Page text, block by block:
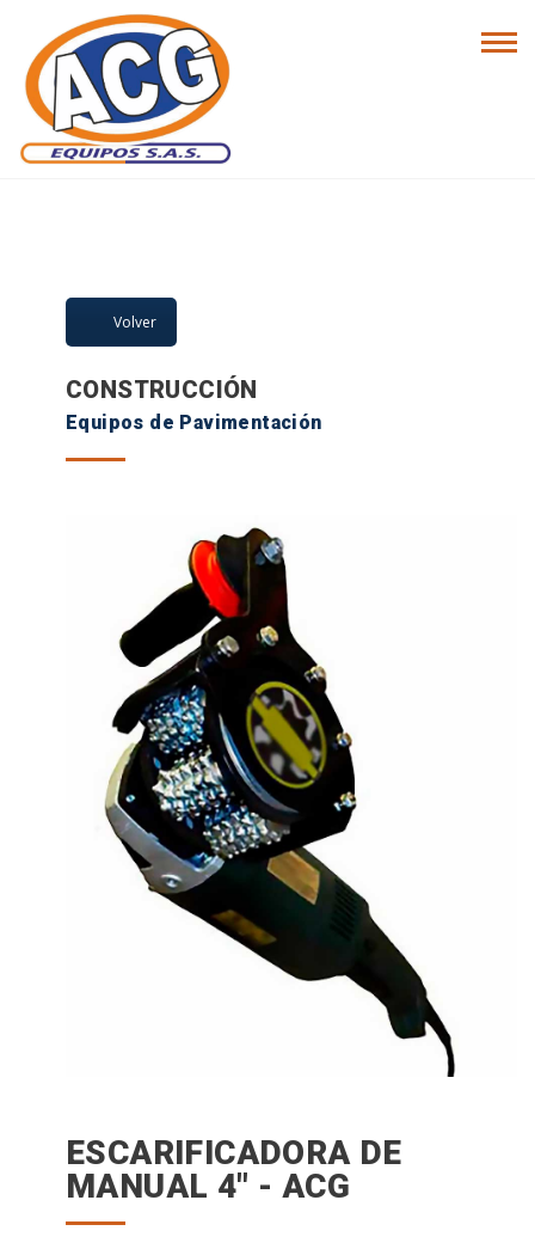
LÍNEA DE
PRODUCTOS
Volver
CONSTRUCCIÓN
Equipos de Pavimentación
ESCARIFICADORA DE
MANUAL 4" - ACG